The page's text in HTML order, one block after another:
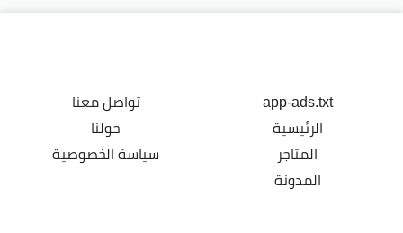
app-ads.txt
الرئيسية
المتاجر
المدونة
تواصل معنا
حولنا
سياسة الخصوصية